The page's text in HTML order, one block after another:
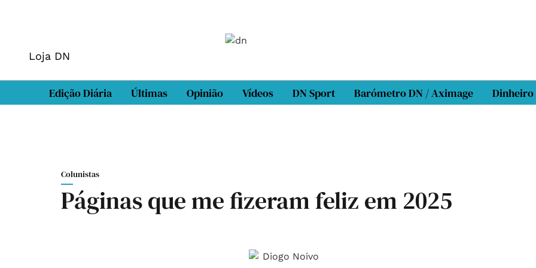
Loja DN
Edição Diária Últimas Opinião Vídeos DN Sport Barómetro DN / Aximage Dinheiro
Colunistas
Páginas que me fizeram feliz em 2025